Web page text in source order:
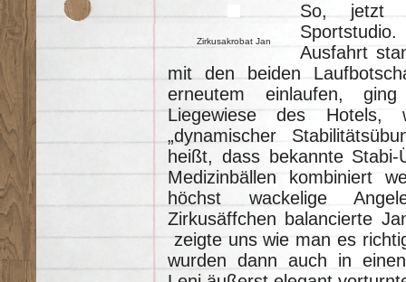
Zirkusakrobat Jan
So, jetzt
Ausfahrt
mit den beiden
erneutem einlaufen,
Liegewiese des
„dynamischer
heißt, dass bekannte
Medizinbällen kombiniert
höchst wackelige
Zirkusäffchen balancierte
zeigte uns wie man es
wurden dann auch in